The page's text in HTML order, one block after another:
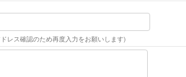
ドレス確認のため再度入力をお願いします)